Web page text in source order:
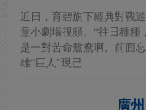
近日，育碧旗下經典對戰
意小劇場視頻。“往日種種
是一對苦命鴛鴦啊。前面
雄“巨人”現已...
廣